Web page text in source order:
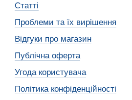
Статті
Проблеми та їх вирішення
Відгуки про магазин
Публічна оферта
Угода користувача
Політика конфіденційності